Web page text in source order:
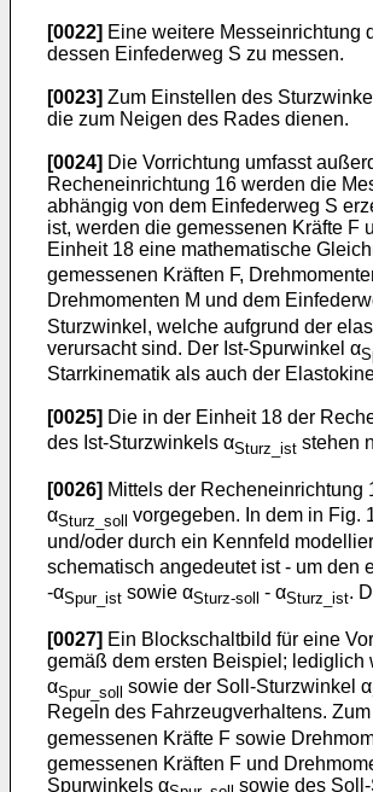
[0022] Eine weitere Messeinrichtung
dessen Einfederweg S zu messen.
[0023] Zum Einstellen des
die zum Neigen des Rades dienen.
[0024] Die Vorrichtung umfasst
Recheneinrichtung 16 werden die
abhängig von dem Einfederweg S
ist, werden die gemessenen Kräfte F
Einheit 18 eine mathematische
gemessenen Kräften F,
Drehmomenten M und dem
Sturzwinkel, welche aufgrund der
verursacht sind. Der Ist-Spurwinkel α
Starrkinematik als auch der
[0025] Die in der Einheit 18 der
des Ist-Sturzwinkels αSturz_ist stehen
[0026] Mittels der
αSturz_soll vorgegeben. In dem in Fig.
und/oder durch ein Kennfeld
schematisch angedeutet ist - um den
-αSpur_ist sowie αSturz-soll - αSturz_ist.
[0027] Ein Blockschaltbild für eine
gemäß dem ersten Beispiel;
αSpur_soll sowie der Soll-Sturzwinkel α
Regeln des Fahrzeugverhaltens.
gemessenen Kräfte F sowie
gemessenen Kräften F und
Spurwinkels α
sowie des